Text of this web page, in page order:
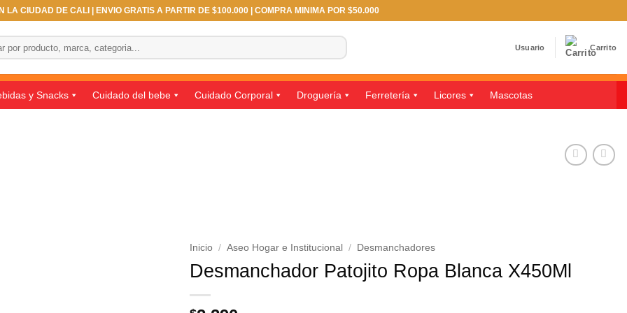
LA CIUDAD DE CALI | ENVIO GRATIS A PARTIR DE $100.000 | COMPRA MINIMA POR $50.000
Usuario Carrito
y Snacks Cuidado del bebe Cuidado Corporal Droguería Ferretería Licores Mascotas
Inicio / Aseo Hogar e Institucional / Desmanchadores
Desmanchador Patojito Ropa Blanca X450Ml